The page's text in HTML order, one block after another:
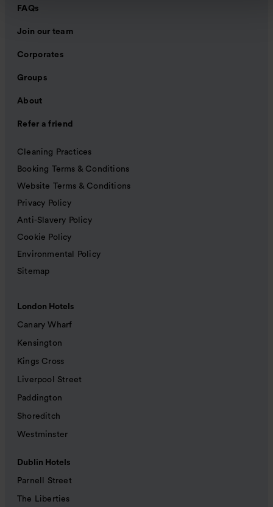
FAQs
Join our team
Corporates
Groups
About
Refer a friend
Cleaning Practices
Booking Terms & Conditions
Website Terms & Conditions
Privacy Policy
Anti-Slavery Policy
Cookie Policy
Environmental Policy
Sitemap
London Hotels
Canary Wharf
Kensington
Kings Cross
Liverpool Street
Paddington
Shoreditch
Westminster
Dublin Hotels
Parnell Street
The Liberties